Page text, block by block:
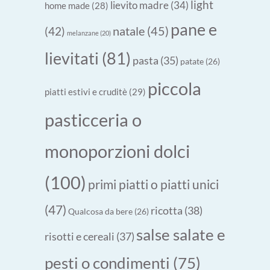
home made (28) lievito madre(34) light
(42) melanzane(20) natale (45) pane e
lievitati (81) pasta (35) patate (26)
piatti estivi e cruditè (29) piccola
pasticceria o
monoporzioni dolci
(100) primi piatti o piatti unici
(47) Qualcosa da bere (26) ricotta (38)
risotti e cereali (37) salse salate e
pesti o condimenti (75)